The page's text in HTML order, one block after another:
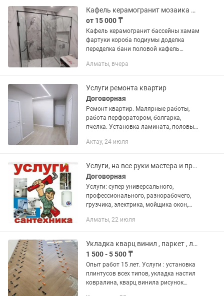
Кафель керамогранит мозаика фартуки короба подиумы мелкий ремонт переделка
от 15 000 ₸
Кафель керамогранит бассейны хамам
фартуки короба подиумы доделка
переделка бани половой кафель
услуги гипсокартон малярка ламинат
Алматы, вчера
Услуги ремонта квартир
Договорная
Ремонт квартир. Малярные работы,
работа перфоратором, болгарка,
пчелка. Установка ламината, половых
видов обоев.
Актау, 24 июля
Услуги, на все руки мастера и профессионального разнорабочего 24/7.
Договорная
Услуги: супер универсального,
профессионального, разнорабочего,
грузчика, электрика, мойщика окон,
доме,офисе, коттедже, землекопа,
Алматы, 22 июля
Укладка кварц винил , паркет , линолеум , ламинат
1 500 - 5 500 ₸
Опыт работ 15 лет. Услуги : установка
плинтусов всех типов, укладка настил
ковралина, кварц винила рисунок